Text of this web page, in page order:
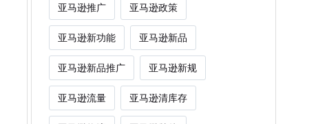
亚马逊推广 亚马逊政策
亚马逊新功能 亚马逊新品
亚马逊新品推广 亚马逊新规
亚马逊流量 亚马逊清库存